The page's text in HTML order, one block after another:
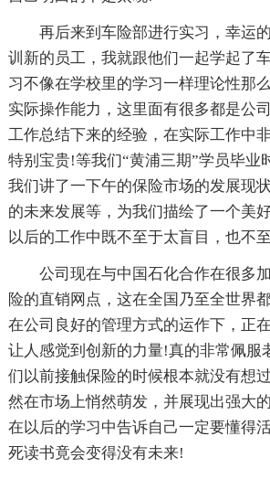
再后来到车险部进行实习，幸运
训新的员工，我就跟他们一起学起了
习不像在学校里的学习一样理论性那
实际操作能力，这里面有很多都是公
工作总结下来的经验，在实际工作中
特别宝贵!等我们“黄浦三期”学员毕业
我们讲了一下午的保险市场的发展现
的未来发展等，为我们描绘了一个美
以后的工作中既不至于太盲目，也不
公司现在与中国石化合作在很多
险的直销网点，这在全国乃至全世界
在公司良好的管理方式的运作下，正
让人感觉到创新的力量!真的非常佩服
们以前接触保险的时候根本就没有想
然在市场上悄然萌发，并展现出强大
在以后的学习中告诉自己一定要懂得
死读书竟会变得没有未来!